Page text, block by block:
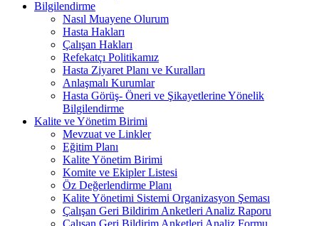
Bilgilendirme
Nasıl Muayene Olurum
Hasta Hakları
Çalışan Hakları
Refekatçı Politikamız
Hasta Ziyaret Planı ve Kuralları
Anlaşmalı Kurumlar
Hasta Görüş- Öneri ve Şikayetlerine Yönelik
Bilgilendirme
Kalite ve Yönetim Birimi
Mevzuat ve Linkler
Eğitim Planı
Kalite Yönetim Birimi
Komite ve Ekipler Listesi
Öz Değerlendirme Planı
Kalite Yönetimi Sistemi Organizasyon Şeması
Çalışan Geri Bildirim Anketleri Analiz Raporu
Çalışan Geri Bildirim Anketleri Analiz Formu